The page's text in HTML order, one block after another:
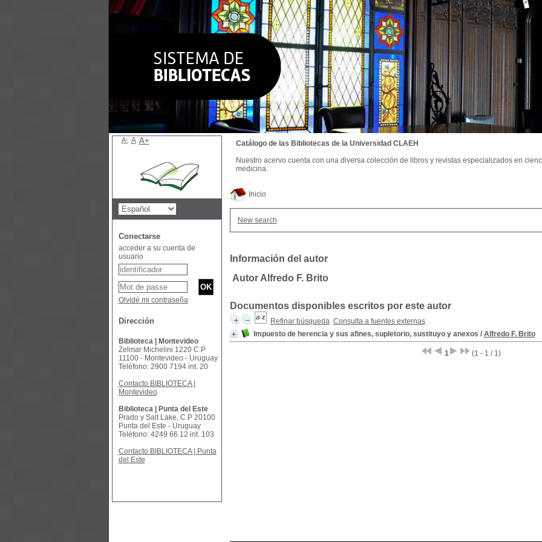
Inicio
New search
Información del autor
Autor Alfredo F. Brito
Documentos disponibles escritos por este autor
Refinar búsqueda Consulta a fuentes externas
Impuesto de herencia y sus afines, supletorio, sustituyo y anexos / Alfredo F. Brito
1 (1 - 1 / 1)
Catálogo de las Bibliotecas de la Universidad CLAEH
Nuestro acervo cuenta con una diversa colección de libros y revistas especializados en
medicina.
A- A A+
Conectarse
acceder a su cuenta de
usuario
Olvidé mi contraseña
Dirección
Biblioteca | Montevideo
Zelmar Michelini 1220 C.P
11100 - Montevideo - Uruguay
Teléfono: 2900 7194 int. 20
Contacto BIBLIOTECA |
Montevideo
Biblioteca | Punta del Este
Prado y Salt Lake, C.P 20100
Punta del Este - Uruguay
Teléfono: 4249 66 12 int. 103
Contacto BIBLIOTECA | Punta
del Este